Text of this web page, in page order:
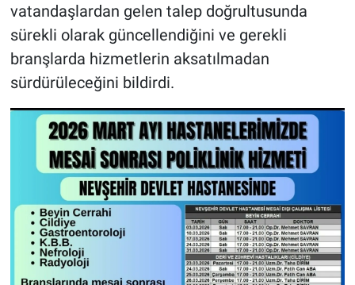
vatandaşlardan gelen talep doğrultusunda
sürekli olarak güncellendiğini ve gerekli
branşlarda hizmetlerin aksatılmadan
sürdürüleceğini bildirdi.